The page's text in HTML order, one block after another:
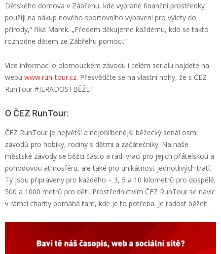
Dětského domova v Zábřehu, kde vybrané finanční prostředky
použijí na nákup nového sportovního vybavení pro výlety do
přírody,“ říká Marek. „Předem děkujeme každému, kdo se takto
rozhodne dětem ze Zábřehu pomoci.“
Více informací o olomouckém závodu i celém seriálu najdete na
webu www.run-tour.cz. Přesvědčte se na vlastní nohy, že s ČEZ
RunTour #JERADOSTBĚŽET.
O ČEZ RunTour:
ČEZ RunTour je největší a nejoblíbenější běžecký seriál osmi
závodů pro hobíky, rodiny s dětmi a začátečníky. Na naše
městské závody se běžci často a rádi vrací pro jejich přátelskou a
pohodovou atmosféru, ale také pro unikátnost jednotlivých tratí.
Ty jsou připraveny pro každého – 3, 5 a 10 kilometrů pro dospělé,
500 a 1000 metrů pro děti. Prostřednictvím ČEZ RunTour se navíc
v rámci charity pomáhá tam, kde je to potřeba. Je radost běžet!